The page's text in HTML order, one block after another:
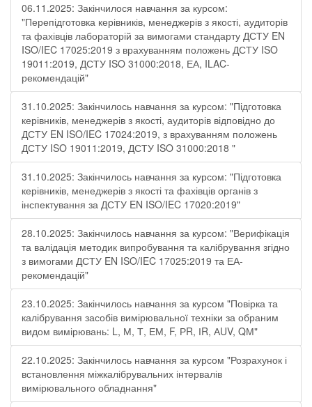
06.11.2025: Закінчилося навчання за курсом:
"Перепідготовка керівників, менеджерів з якості, аудиторів
та фахівців лабораторій за вимогами стандарту ДСТУ EN
ISO/IEC 17025:2019 з врахуванням положень ДСТУ ISO
19011:2019, ДСТУ ISO 31000:2018, ЕА, ILAC-
рекомендацій"
31.10.2025: Закінчилось навчання за курсом: "Підготовка
керівників, менеджерів з якості, аудиторів відповідно до
ДСТУ EN ISO/IEC 17024:2019, з врахуванням положень
ДСТУ ISO 19011:2019, ДСТУ ISO 31000:2018 "
31.10.2025: Закінчилось навчання за курсом: "Підготовка
керівників, менеджерів з якості та фахівців органів з
інспектування за ДСТУ EN ISO/IEC 17020:2019"
28.10.2025: Закінчилось навчання за курсом: "Верифікація
та валідація методик випробування та калібрування згідно
з вимогами ДСТУ EN ISO/IEC 17025:2019 та ЕА-
рекомендацій"
23.10.2025: Закінчилось навчання за курсом "Повірка та
калібрування засобів вимірювальної техніки за обраним
видом вимірювань: L, М, Т, ЕМ, F, РR, ІR, АUV, QМ"
22.10.2025: Закінчилось навчання за курсом "Розрахунок і
встановлення міжкалібрувальних інтервалів
вимірювального обладнання"